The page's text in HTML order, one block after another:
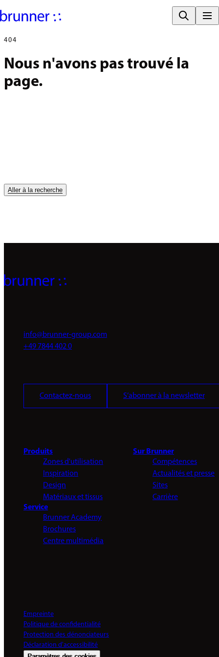
404
Nous n'avons pas trouvé la
page.
Aller à la recherche
info@brunner-group.com
+49 7844 402 0
Contactez-nous S’abonner à la newsletter
Produits
Zones d'utilisation
Inspiration
Design
Matériaux et tissus
Sur Brunner
Compétences
Actualités et presse
Sites
Carrière
Service
Brunner Academy
Brochures
Centre multimédia
Empreinte
Politique de confidentialité
Protection des dénonciateurs
Déclaration d'accessibilité